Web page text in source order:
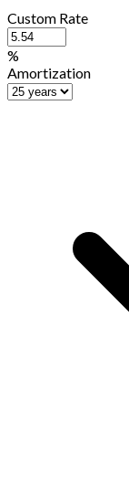
Custom Rate
%
Amortization